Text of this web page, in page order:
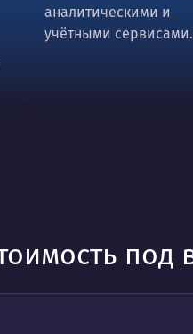
аналитическими и
учётными сервисами.